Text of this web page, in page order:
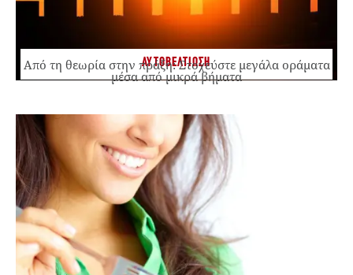
ΑΥΤΟΒΕΛΤΙΩΣΗ
Από τη θεωρία στην πράξη: Στοχεύστε μεγάλα οράματα
μέσα από μικρά βήματα